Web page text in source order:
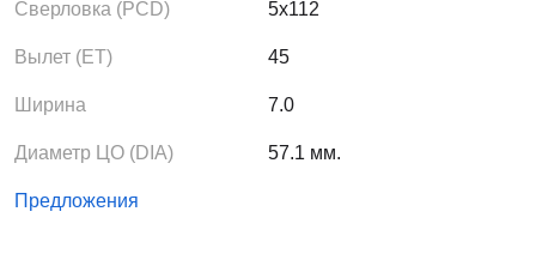
Сверловка (PCD) 5x112
Вылет (ЕТ) 45
Ширина 7.0
Диаметр ЦО (DIA) 57.1 мм.
Предложения